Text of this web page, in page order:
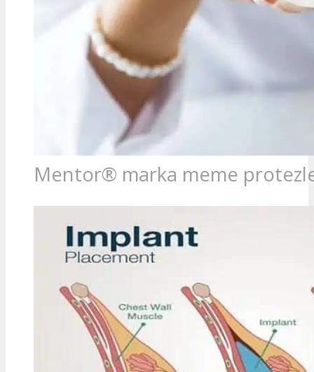
Mentor® marka meme